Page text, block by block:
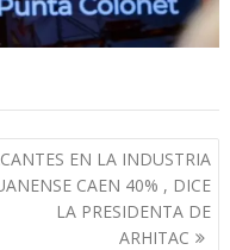
EN LA INDUSTRIA
CAEN 40% , DICE
LA PRESIDENTA DE
ARHITAC